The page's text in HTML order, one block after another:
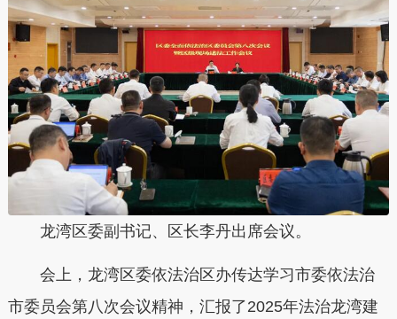
龙湾区委副书记、区长李丹出席会议。
会上，龙湾区委依法治区办传达学习市委依法治
市委员会第八次会议精神，汇报了2025年法治龙湾建